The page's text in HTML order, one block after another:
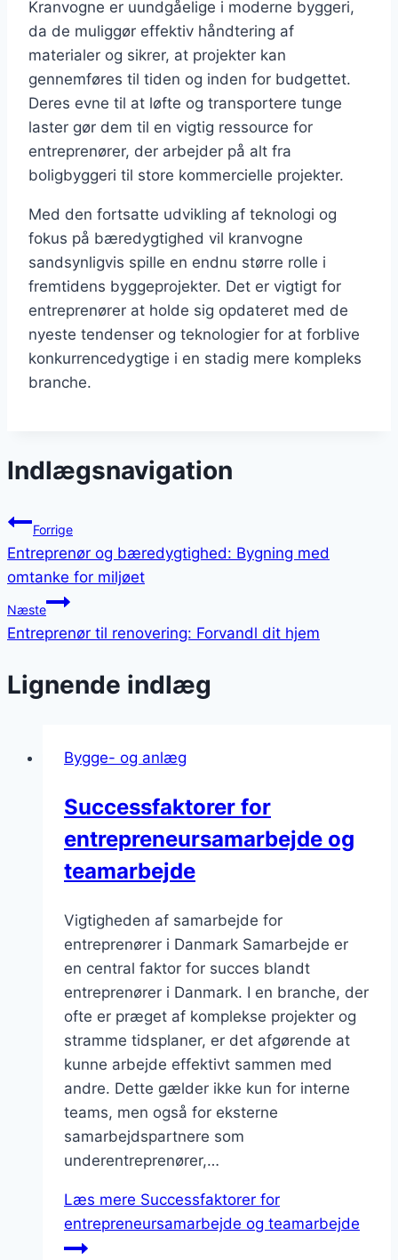
Kranvogne er uundgåelige i moderne byggeri,
da de muliggør effektiv håndtering af
materialer og sikrer, at projekter kan
gennemføres til tiden og inden for budgettet.
Deres evne til at løfte og transportere tunge
laster gør dem til en vigtig ressource for
entreprenører, der arbejder på alt fra
boligbyggeri til store kommercielle projekter.
Med den fortsatte udvikling af teknologi og
fokus på bæredygtighed vil kranvogne
sandsynligvis spille en endnu større rolle i
fremtidens byggeprojekter. Det er vigtigt for
entreprenører at holde sig opdateret med de
nyeste tendenser og teknologier for at forblive
konkurrencedygtige i en stadig mere kompleks
branche.
Indlægsnavigation
Forrige
Entreprenør og bæredygtighed: Bygning med
omtanke for miljøet
Næste
Entreprenør til renovering: Forvandl dit hjem
Lignende indlæg
Bygge- og anlæg
Successfaktorer for
entrepreneursamarbejde og
teamarbejde
Vigtigheden af samarbejde for
entreprenører i Danmark Samarbejde er
en central faktor for succes blandt
entreprenører i Danmark. I en branche, der
ofte er præget af komplekse projekter og
stramme tidsplaner, er det afgørende at
kunne arbejde effektivt sammen med
andre. Dette gælder ikke kun for interne
teams, men også for eksterne
samarbejdspartnere som
underentreprenører,…
Læs mere Successfaktorer for
entrepreneursamarbejde og teamarbejde